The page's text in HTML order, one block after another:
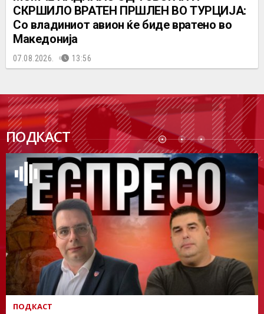
СКРШИЛО ВРАТЕН ПРШЛЕН ВО ТУРЦИЈА:
Со владиниот авион ќе биде вратено во
Македонија
07.08.2026. 13:56
ПОДКАСТ
ПОДК
АСТ
ПОДКАСТ